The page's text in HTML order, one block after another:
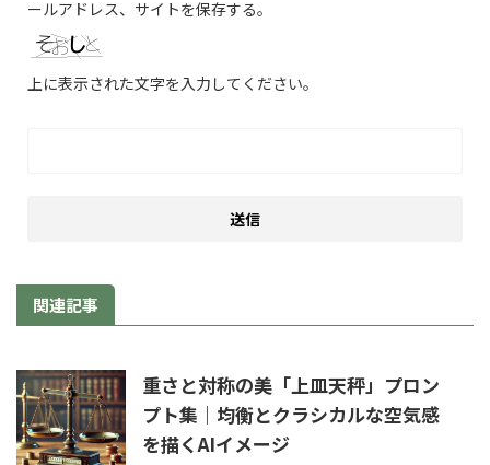
ールアドレス、サイトを保存する。
上に表示された文字を入力してください。
関連記事
重さと対称の美「上皿天秤」プロン
プト集｜均衡とクラシカルな空気感
を描くAIイメージ